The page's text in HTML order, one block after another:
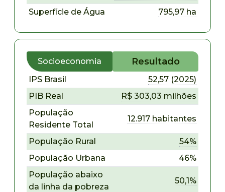
Superfície de Água
795,97 ha
Socioeconomia Resultado
IPS Brasil
52,57 (2025)
PIB Real
R$ 303,03 milhões
População
Residente Total
12.917 habitantes
População Rural
54%
População Urbana
46%
População abaixo
da linha da pobreza
50,1%